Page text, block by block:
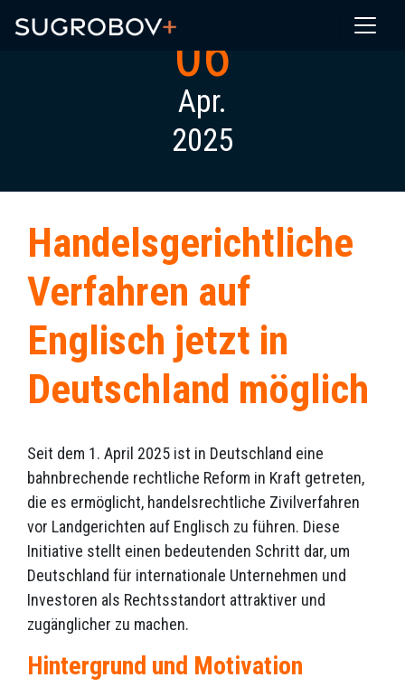
06
Apr.
2025
Handelsgerichtliche
Verfahren auf
Englisch jetzt in
Deutschland möglich
Seit dem 1. April 2025 ist in Deutschland eine
bahnbrechende rechtliche Reform in Kraft getreten,
die es ermöglicht, handelsrechtliche Zivilverfahren
vor Landgerichten auf Englisch zu führen. Diese
Initiative stellt einen bedeutenden Schritt dar, um
Deutschland für internationale Unternehmen und
Investoren als Rechtsstandort attraktiver und
zugänglicher zu machen.
Hintergrund und Motivation